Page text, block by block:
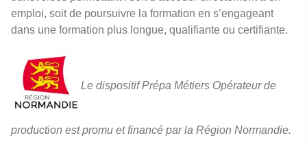
emploi, soit de poursuivre la formation en s’engageant
dans une formation plus longue, qualifiante ou certifiante.
Le dispositif Prépa Métiers Opérateur de
production est promu et financé par la Région Normandie.